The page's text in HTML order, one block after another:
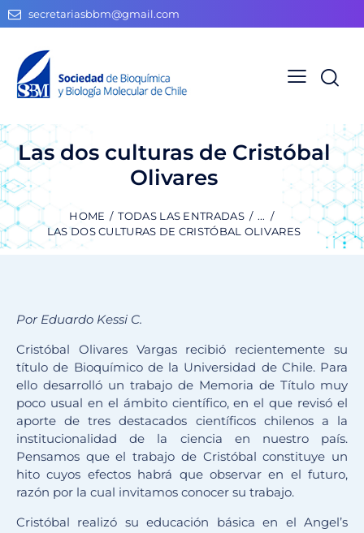
secretariasbbm@gmail.com
Las dos culturas de Cristóbal
Olivares
HOME TODAS LAS ENTRADAS
...
LAS DOS CULTURAS DE CRISTÓBAL OLIVARES
Por Eduardo Kessi C.
Cristóbal Olivares Vargas recibió recientemente su
título de Bioquímico de la Universidad de Chile. Para
ello desarrolló un trabajo de Memoria de Título muy
poco usual en el ámbito científico, en el que revisó el
aporte de tres destacados científicos chilenos a la
institucionalidad de la ciencia en nuestro país.
Pensamos que el trabajo de Cristóbal constituye un
hito cuyos efectos habrá que observar en el futuro,
razón por la cual invitamos conocer su trabajo.
Cristóbal realizó su educación básica en el Angel’s